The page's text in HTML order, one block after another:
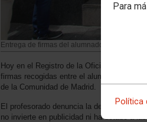
Para
Política
Entrega de firmas del alumnado y
Hoy en el Registro de la Oficina de
firmas recogidas entre el alumnado y el
de la Comunidad de Madrid.
El profesorado denuncia la desatención
no invierte en publicidad ni ha dotado a